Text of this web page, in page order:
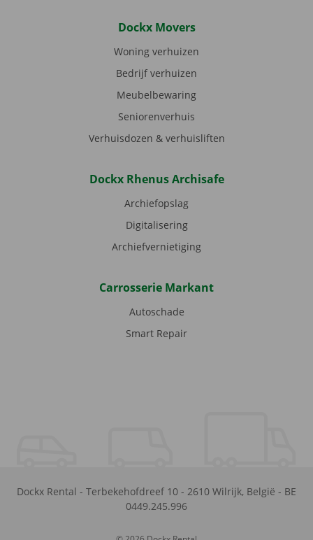
Dockx Movers
Woning verhuizen
Bedrijf verhuizen
Meubelbewaring
Seniorenverhuis
Verhuisdozen & verhuisliften
Dockx Rhenus Archisafe
Archiefopslag
Digitalisering
Archiefvernietiging
Carrosserie Markant
Autoschade
Smart Repair
Dockx Rental - Terbekehofdreef 10 - 2610 Wilrijk, België - BE
0449.245.996